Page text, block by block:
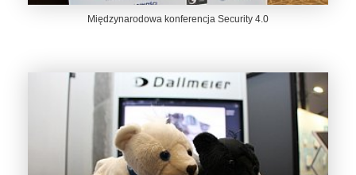
Międzynarodowa konferencja Security 4.0